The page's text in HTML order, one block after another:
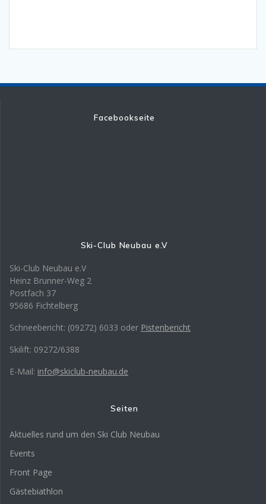
Facebookseite
Ski-Club Neubau e.V
Ski-Club Neubau e.V
Heinz Brunner-Weg 2
Postfach 37
95686 Fichtelberg
Schneebericht: (09272) 6033 oder Pistenbericht
Skilift: 09272/6388
E-Mail: info@skiclub-neubau.de
Seiten
Aktuelles rund um den Ski Club Neubau
Events
Front Page
Gästebiathlon